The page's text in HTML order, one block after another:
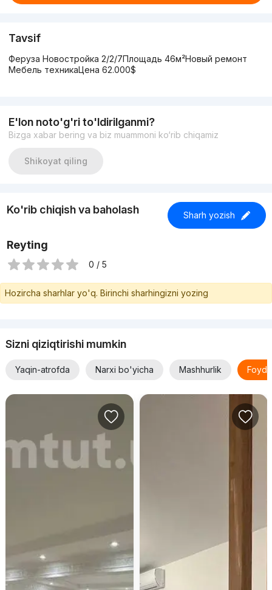
Tavsif
Феруза Новостройка 2/2/7Площадь 46м²Новый ремонт
Мебель техникаЦена 62.000$
E'lon noto'g'ri to'ldirilganmi?
Bizga xabar bering va biz muammoni ko‘rib chiqamiz
Shikoyat qiling
Ko'rib chiqish va baholash Sharh yozish
Reyting
0 / 5
Hozircha sharhlar yo'q. Birinchi sharhingizni yozing
Sizni qiziqtirishi mumkin
Yaqin-atrofda Narxi bo'yicha Mashhurlik